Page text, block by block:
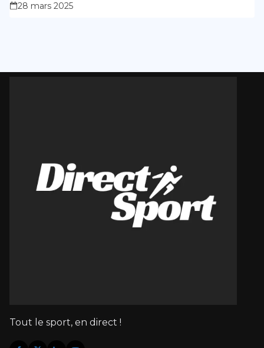
28 mars 2025
Tout le sport, en direct !